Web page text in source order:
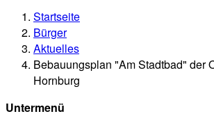
Startseite
Bürger
Aktuelles
Bebauungsplan "Am Stadtbad" der
Hornburg
Untermenü